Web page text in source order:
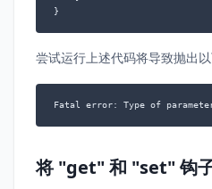
}
尝试运行上述代码将导致抛出以
Fatal error: Type of
将 "get" 和 "set" 钩